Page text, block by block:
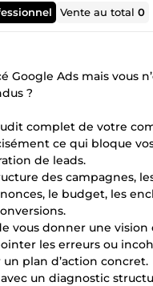
Vente au total0
Google Ads mais vous
?
complet de votre
ce qui bloque
de leads.
des campagnes,
le budget, les
vous donner une vision
les erreurs ou
plan d’action concret.
un diagnostic